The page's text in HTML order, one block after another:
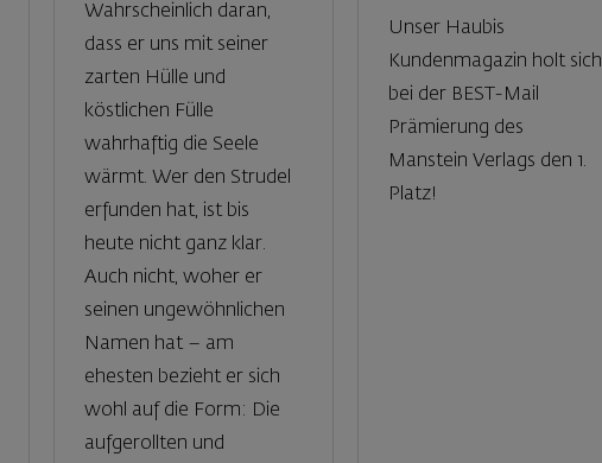
Wahrscheinlich daran,
dass er uns mit seiner
zarten Hülle und
köstlichen Fülle
wahrhaftig die Seele
wärmt. Wer den Strudel
erfunden hat, ist bis
heute nicht ganz klar.
Auch nicht, woher er
seinen ungewöhnlichen
Namen hat – am
ehesten bezieht er sich
wohl auf die Form: Die
aufgerollten und
Unser Haubis
Kundenmagazin holt sich
bei der BEST-Mail
Prämierung des
Manstein Verlags den 1.
Platz!